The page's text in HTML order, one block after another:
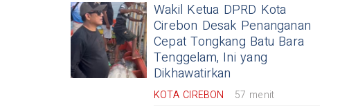
Wakil Ketua DPRD Kota
Cirebon Desak Penanganan
Cepat Tongkang Batu Bara
Tenggelam, Ini yang
Dikhawatirkan
KOTA CIREBON 57 menit